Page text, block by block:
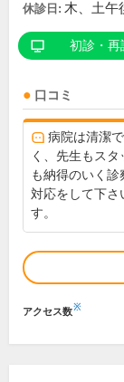
休診日: 木、土午
初診・再
口コミ
病院は清潔
く、先生もスタ
も納得のいく診
対応をして下さ
す。
アクセス数※